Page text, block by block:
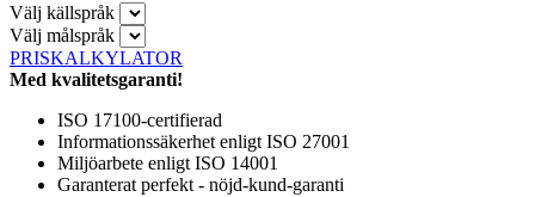
Välj källspråk
Välj målspråk
PRISKALKYLATOR
Med kvalitetsgaranti!
ISO 17100-certifierad
Informationssäkerhet enligt ISO 27001
Miljöarbete enligt ISO 14001
Garanterat perfekt - nöjd-kund-garanti